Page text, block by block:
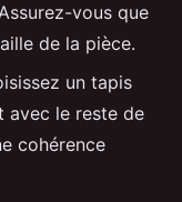
vous que
de la pièce.
un tapis
avec le reste de
cohérence